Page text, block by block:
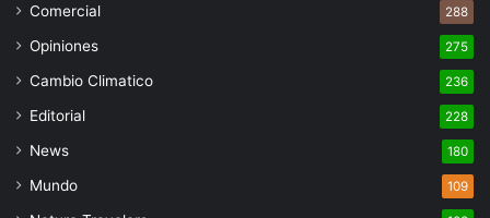
Comercial 288
Opiniones 275
Cambio Climatico 236
Editorial 228
News 180
Mundo 109